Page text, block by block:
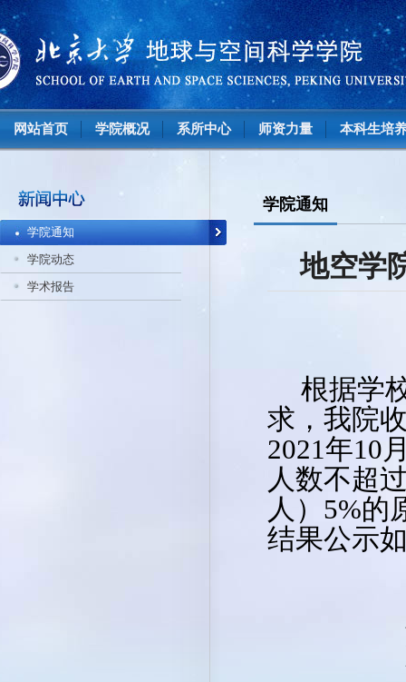
网站首页 学院概况 系所中心 师资力量 本科生培
学院通知
学院动态
学术报告
学院通知
地空学
根据学
求，我院
2021年10
人数不超
人）5%的
结果公示